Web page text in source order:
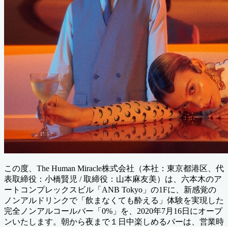
この度、The Human Miracle株式会社（本社：東京都港区、代
表取締役：小橋賢児 / 取締役：山本麻友美）は、六本木のア
ートコンプレックスビル「ANB Tokyo」の1Fに、新感覚の
ノンアルドリンクで「飲まなくても酔える」体験を実現した
完全ノンアルコールバー「0%」を、2020年7月16日にオープ
ンいたします。朝から夜まで１日中楽しめるバーは、営業時